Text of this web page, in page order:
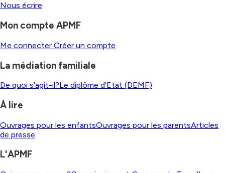
Nous écrire
Mon compte APMF
Me connecter Créer un compte
La médiation familiale
De quoi s'agit-il?Le diplôme d'Etat (DEMF)
À lire
Ouvrages pour les enfantsOuvrages pour les parentsArticles
de presse
L'APMF